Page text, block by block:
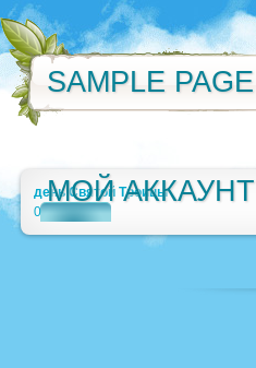
SAMPLE PAGE
МОЙ АККАУНТ
день Святой Троицы
0